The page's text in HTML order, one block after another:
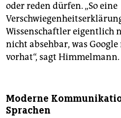
oder reden dürfen. „So eine
Wissenschaftler eigentlich
nicht absehbar, was
vorhat“, sagt
Moderne
Sprachen